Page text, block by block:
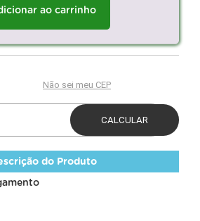
ao carrinho
do Produto